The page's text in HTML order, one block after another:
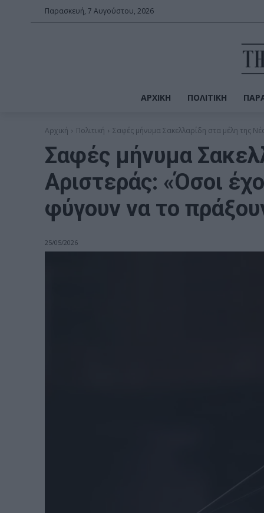
Παρασκευή, 7 Αυγούστου, 2026
ΑΡΧΙΚΉ ΠΟΛΙΤΙΚΉ
Αρχική Πολιτική Σαφές μήνυμα Σακελλαρίδη στα μέλη της
Σαφές μήνυμα
Αριστεράς: «Όσοι
φύγουν να το
25/05/2026